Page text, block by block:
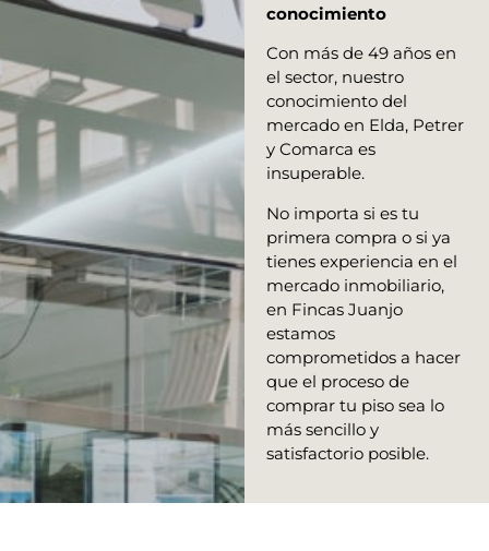
conocimiento
Con más de 49 años en
el sector, nuestro
conocimiento del
mercado en Elda, Petrer
y Comarca es
insuperable.
No importa si es tu
primera compra o si ya
tienes experiencia en el
mercado inmobiliario,
en Fincas Juanjo
estamos
comprometidos a hacer
que el proceso de
comprar tu piso sea lo
más sencillo y
satisfactorio posible.